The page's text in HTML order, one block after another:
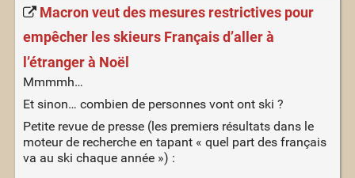
Macron veut des mesures restrictives pour
empêcher les skieurs Français d’aller à
l’étranger à Noël
Mmmmh…
Et sinon… combien de personnes vont ont ski ?
Petite revue de presse (les premiers résultats dans le
moteur de recherche en tapant « quel part des français
va au ski chaque année ») :